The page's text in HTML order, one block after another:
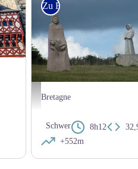
Vallée des Saints - Amis Bretons
Zu Fuss
Bretagne
Schwer 8h12
+552m